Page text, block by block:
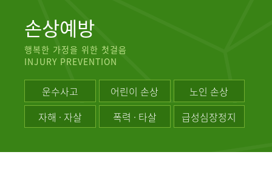
손상예방
행복한 가정을 위한 첫걸음
INJURY PREVENTION
운수사고 어린이 손상
노인 손상
자해 · 자살
폭력 · 타살 급성심장정지